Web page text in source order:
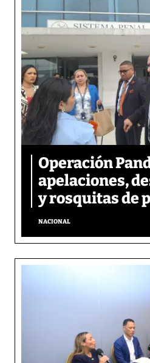
Operación
apelaciones,
y rosquitas de
NACIONAL